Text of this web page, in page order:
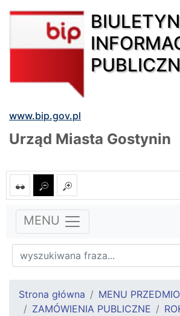
BIULETYN
www.bip.gov.pl
Urząd Miasta Gostynin
MENU
Strona główna
MENU
ZAMÓWIENIA PUBLICZNE